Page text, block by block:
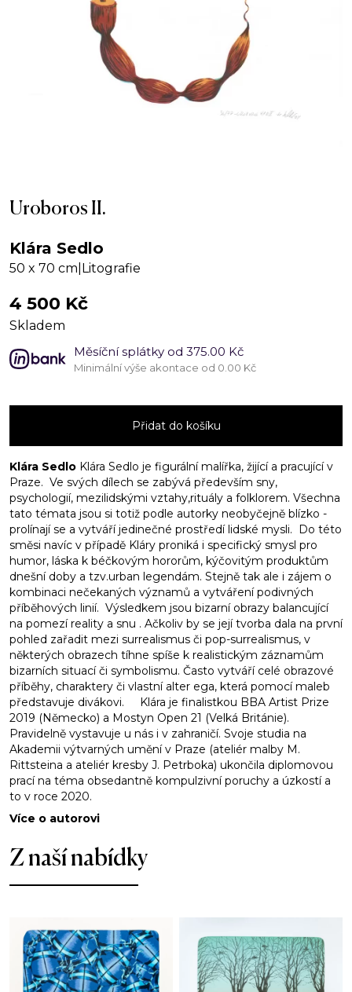
Uroboros II.
Klára Sedlo
50 x 70 cm Litografie
4 500 Kč
Skladem
Měsíční splátky od 375.00 Kč
Minimální výše akontace od 0.00 Kč
II.
Přidat do košíku
Klára Sedlo Klára Sedlo je figurální malířka, žijící a pracující v
Praze. Ve svých dílech se zabývá především sny,
psychologií, mezilidskými vztahy,rituály a folklorem. Všechna
tato témata jsou si totiž podle autorky neobyčejně blízko -
prolínají se a vytváří jedinečné prostředí lidské mysli. Do této
směsi navíc v případě Kláry proniká i specifický smysl pro
humor, láska k béčkovým hororům, kýčovitým produktům
dnešní doby a tzv.urban legendám. Stejně tak ale i zájem o
kombinaci nečekaných významů a vytváření podivných
příběhových linií. Výsledkem jsou bizarní obrazy balancující
na pomezí reality a snu . Ačkoliv by se její tvorba dala na první
pohled zařadit mezi surrealismus či pop-surrealismus, v
některých obrazech tíhne spíše k realistickým záznamům
bizarních situací či symbolismu. Často vytváří celé obrazové
příběhy, charaktery či vlastní alter ega, která pomocí maleb
představuje divákovi. Klára je finalistkou BBA Artist Prize
2019 (Německo) a Mostyn Open 21 (Velká Británie).
Pravidelně vystavuje u nás i v zahraničí. Svoje studia na
Akademii výtvarných umění v Praze (ateliér malby M.
Rittsteina a ateliér kresby J. Petrboka) ukončila diplomovou
prací na téma obsedantně kompulzivní poruchy a úzkostí a
to v roce 2020.
Více o autorovi
Z naší nabídky